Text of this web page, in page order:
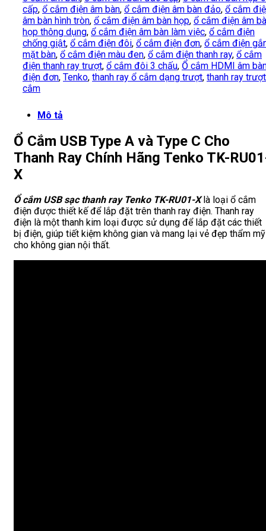
cấp, ổ cắm điện âm bàn, ổ cắm điện âm bàn đảo, ổ cắm
âm bàn hình tròn, ổ cắm điện âm bàn họp, ổ cắm điện âm
họp thông dụng, ổ cắm điện âm bàn làm việc, ổ cắm điện
chống giật, ổ cắm điện đôi, ổ cắm điện đơn, ổ cắm điện
mặt bàn, ổ cắm điện màu đen, ổ cắm điện thanh ray, ổ cắm
điện thanh ray trượt, ổ cắm đôi 3 chấu, Ổ cắm HDMI âm
điện đơn, Tenko, thanh ray ổ cắm dạng trượt, thanh ray
cắm
Mô tả
Ổ Cắm USB Type A và Type C Cho
Thanh Ray Chính Hãng Tenko TK-
X
Ổ cắm USB sạc thanh ray Tenko TK-RU01-Xlà loại ổ cắm
điện được thiết kế để lắp đặt trên thanh ray điện. Thanh ray
điện là một thanh kim loại được sử dụng để lắp đặt các thiết
bị điện, giúp tiết kiệm không gian và mang lại vẻ đẹp thẩm mỹ
cho không gian nội thất.